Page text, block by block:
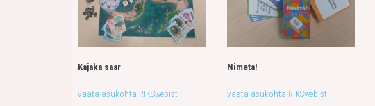
Kajaka saar
vaata asukohta RIKSwebist
Nimeta!
vaata asukohta RIKSwebist